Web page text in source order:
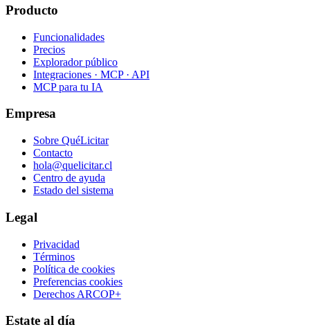
Producto
Funcionalidades
Precios
Explorador público
Integraciones · MCP · API
MCP para tu IA
Empresa
Sobre QuéLicitar
Contacto
hola@quelicitar.cl
Centro de ayuda
Estado del sistema
Legal
Privacidad
Términos
Política de cookies
Preferencias cookies
Derechos ARCOP+
Estate al día